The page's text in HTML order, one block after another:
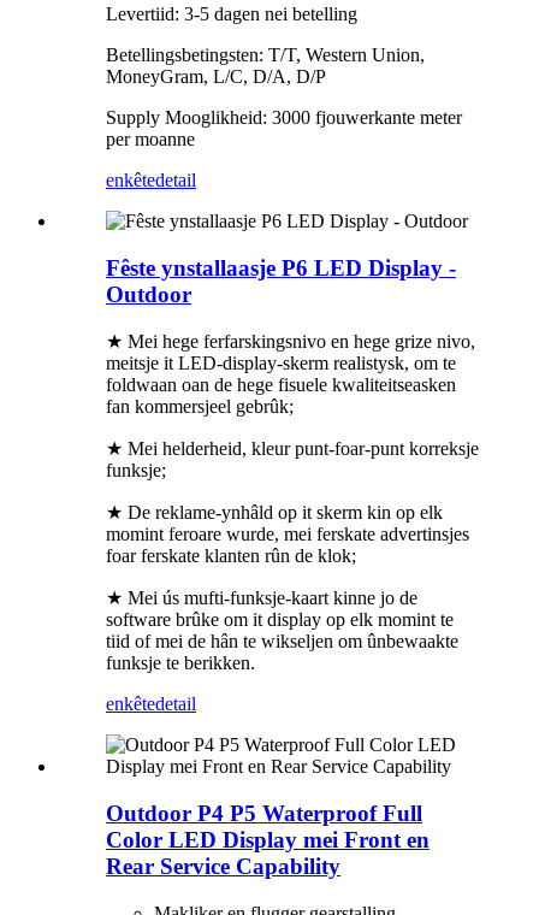
Levertiid: 3-5 dagen nei betelling
Betellingsbetingsten: T/T, Western Union,
MoneyGram, L/C, D/A, D/P
Supply Mooglikheid: 3000 fjouwerkante meter
per moanne
enkêtedetail
Fêste ynstallaasje P6 LED Display -
Outdoor
★ Mei hege ferfarskingsnivo en hege grize nivo,
meitsje it LED-display-skerm realistysk, om te
foldwaan oan de hege fisuele kwaliteitseasken
fan kommersjeel gebrûk;
★ Mei helderheid, kleur punt-foar-punt korreksje
funksje;
★ De reklame-ynhâld op it skerm kin op elk
momint feroare wurde, mei ferskate advertinsjes
foar ferskate klanten rûn de klok;
★ Mei ús mufti-funksje-kaart kinne jo de
software brûke om it display op elk momint te
tiid of mei de hân te wikseljen om ûnbewaakte
funksje te berikken.
enkêtedetail
Outdoor P4 P5 Waterproof Full
Color LED Display mei Front en
Rear Service Capability